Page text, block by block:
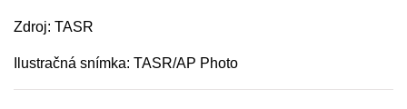
Zdroj: TASR
Ilustračná snímka: TASR/AP Photo